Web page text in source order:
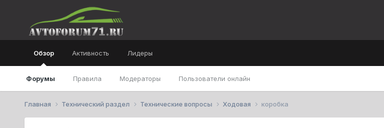
Обзор
Форумы Правила Модераторы Пользователи онлайн
Активность Лидеры
Главная Технический раздел Технические вопросы Ходовая коробка